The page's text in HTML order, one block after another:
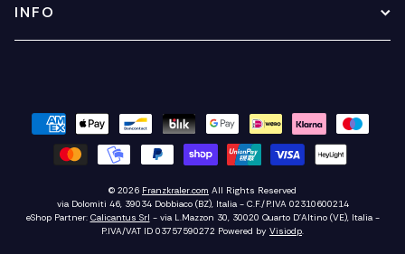
INFO
© 2026 Franzkraler.com All Rights Reserved
via Dolomiti 46, 39034 Dobbiaco (BZ), Italia - C.F./P.IVA 02310600214
eShop Partner: Calicantus Srl - via L.Mazzon 30, 30020 Quarto D'Altino (VE), Italia -
P.IVA/VAT ID 03757590272 Powered by Visiodp.